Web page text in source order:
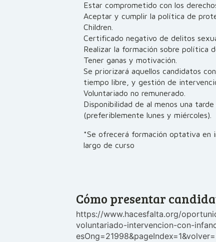
Estar comprometido con los
Aceptar y cumplir la política de
Children.
Certificado negativo de delitos
Realizar la formación sobre política
Tener ganas y motivación.
Se priorizará aquellos candidatos
tiempo libre, y gestión de
Voluntariado no remunerado.
Disponibilidad de al menos una
(preferiblemente lunes y miércoles).
*Se ofrecerá formación optativa en
largo de curso
Cómo presentar
https://www.hacesfalta.org/
voluntariado-intervencion-con-
esOng=21998&pageIndex=1&volver=